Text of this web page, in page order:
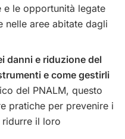
le opportunità legate
nelle aree abitate dagli
danni e riduzione del
e come gestirli
del PNALM, questo
pratiche per prevenire i
ridurre il loro